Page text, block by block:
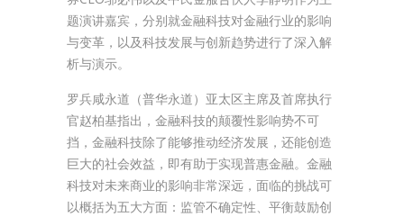
题演讲嘉宾，分别就金融科技对金融行业的影响
与变革，以及科技发展与创新趋势进行了深入解
析与演示。
罗兵咸永道（普华永道）亚太区主席及首席执行
官赵柏基指出，金融科技的颠覆性影响势不可
挡，金融科技除了能够推动经济发展，还能创造
巨大的社会效益，即有助于实现普惠金融。金融
科技对未来商业的影响非常深远，面临的挑战可
以概括为五大方面：监管不确定性、平衡鼓励创